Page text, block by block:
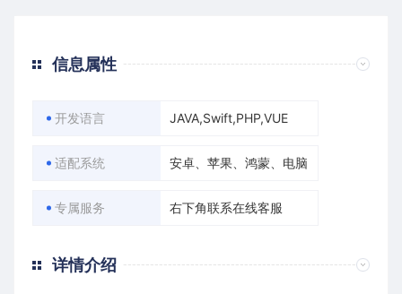
信息属性
开发语言 JAVA,Swift,PHP,VUE
适配系统 安卓、苹果、鸿蒙、电脑
专属服务 右下角联系在线客服
详情介绍